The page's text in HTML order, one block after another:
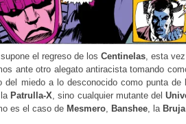
el regreso de los Centinelas , esta
ante otro alegato antiracista tomando
del miedo a lo desconocido como punta
Patrulla-X , sino cualquier mutante del
es el caso de Mesmero Banshee , la